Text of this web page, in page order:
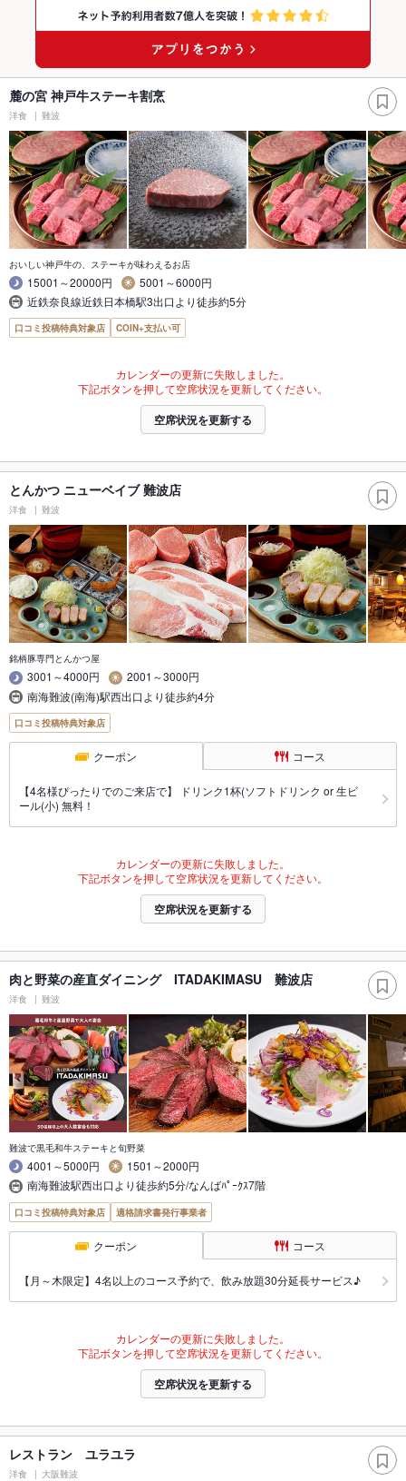
麓の宮 神戸牛ステーキ割烹
洋食 難波
おいしい神戸牛の、ステーキが味わえるお店
15001～20000円
5001～6000円
近鉄奈良線近鉄日本橋駅3出口より徒歩約5分
口コミ投稿特典対象店 COIN+支払い可
カレンダーの更新に失敗しました。
下記ボタンを押して空席状況を更新してください。
空席状況を更新する
とんかつ ニューベイブ 難波店
洋食 難波
銘柄豚専門とんかつ屋
3001～4000円
2001～3000円
南海難波(南海)駅西出口より徒歩約4分
口コミ投稿特典対象店
クーポン コース
【4名様ぴったりでのご来店で】 ドリンク1杯(ソフトドリンク or 生ビ
ール(小) 無料！
カレンダーの更新に失敗しました。
下記ボタンを押して空席状況を更新してください。
空席状況を更新する
肉と野菜の産直ダイニング ITADAKIMASU 難波店
洋食 難波
難波で黒毛和牛ステーキと旬野菜
4001～5000円
1501～2000円
南海難波駅西出口より徒歩約5分/なんばﾊﾟｰｸｽ7階
口コミ投稿特典対象店 適格請求書発行事業者
クーポン コース
【月～木限定】4名以上のコース予約で、飲み放題30分延長サービス♪
カレンダーの更新に失敗しました。
下記ボタンを押して空席状況を更新してください。
空席状況を更新する
レストラン ユラユラ
洋食 大阪難波